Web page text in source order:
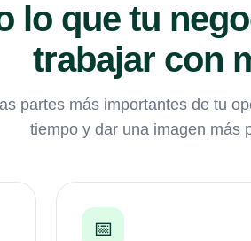
lo que tu
trabajar con
partes más importantes de tu
tiempo y dar una imagen más
📅